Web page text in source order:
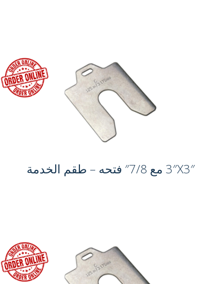
3″X3″ مع 7/8″ فتحه – طقم الخدمة